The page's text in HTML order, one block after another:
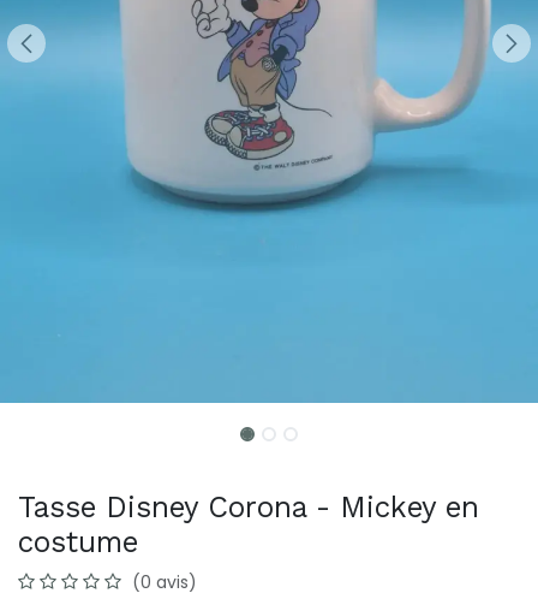
Tasse Disney Corona - Mickey en
costume
(0 avis)